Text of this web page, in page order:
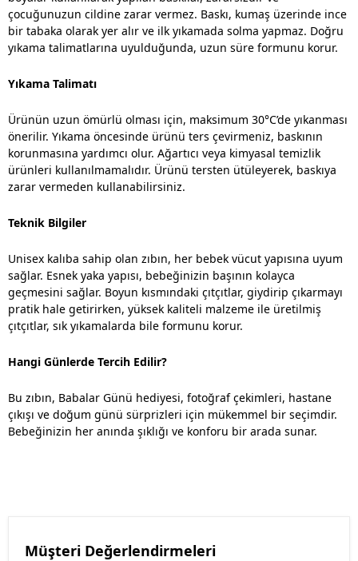
çocuğunuzun cildine zarar vermez. Baskı, kumaş üzerinde ince
bir tabaka olarak yer alır ve ilk yıkamada solma yapmaz. Doğru
yıkama talimatlarına uyulduğunda, uzun süre formunu korur.
Yıkama Talimatı
Ürünün uzun ömürlü olması için, maksimum 30°C’de yıkanması
önerilir. Yıkama öncesinde ürünü ters çevirmeniz, baskının
korunmasına yardımcı olur. Ağartıcı veya kimyasal temizlik
ürünleri kullanılmamalıdır. Ürünü tersten ütüleyerek, baskıya
zarar vermeden kullanabilirsiniz.
Teknik Bilgiler
Unisex kalıba sahip olan zıbın, her bebek vücut yapısına uyum
sağlar. Esnek yaka yapısı, bebeğinizin başının kolayca
geçmesini sağlar. Boyun kısmındaki çıtçıtlar, giydirip çıkarmayı
pratik hale getirirken, yüksek kaliteli malzeme ile üretilmiş
çıtçıtlar, sık yıkamalarda bile formunu korur.
Hangi Günlerde Tercih Edilir?
Bu zıbın, Babalar Günü hediyesi, fotoğraf çekimleri, hastane
çıkışı ve doğum günü sürprizleri için mükemmel bir seçimdir.
Bebeğinizin her anında şıklığı ve konforu bir arada sunar.
Müşteri Değerlendirmeleri